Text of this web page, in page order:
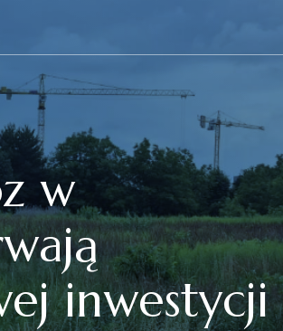
w
inwestycji